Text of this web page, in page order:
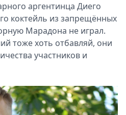
аргентинца Диего
коктейль из запрещённых
Марадона не играл.
тоже хоть отбавляй, они
участников и